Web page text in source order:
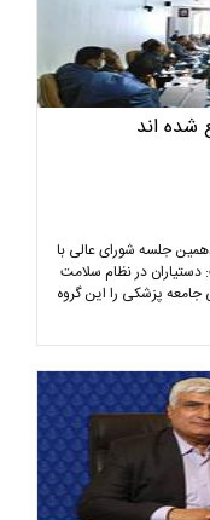
شده اند
جلسه شورای عالی با
در نظام سلامت
پزشکی را این گروه